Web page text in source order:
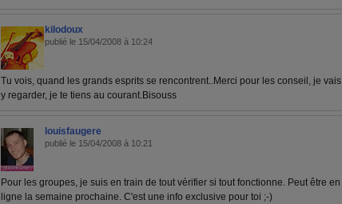
kilodoux
publié le 15/04/2008 à 10:24
Tu vois, quand les grands esprits se rencontrent..Merci pour les conseil, je vais
y regarder, je te tiens au courant.Bisouss
louisfaugere
publié le 15/04/2008 à 10:21
Pour les groupes, je suis en train de tout vérifier si tout fonctionne. Peut être en
ligne la semaine prochaine. C'est une info exclusive pour toi ;-)